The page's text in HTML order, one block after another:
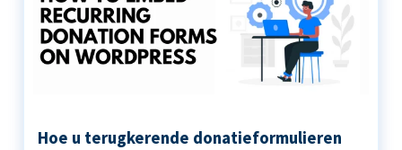
Hoe u terugkerende donatieformulieren